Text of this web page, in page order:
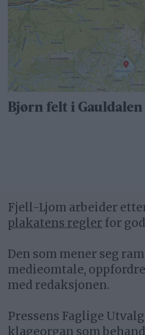
Bjørn felt i Gauldalen
Fjell-Ljom arbeider
plakatens regler for
Den som mener seg
medieomtale,
med redaksjonen.
Pressens Faglige
klageorgan som